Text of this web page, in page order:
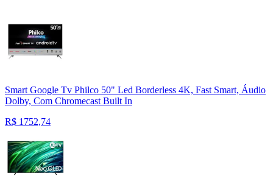
Smart Google Tv Philco 50" Led Borderless 4K, Fast Smart, Áudio
Dolby, Com Chromecast Built In
R$ 1752,74